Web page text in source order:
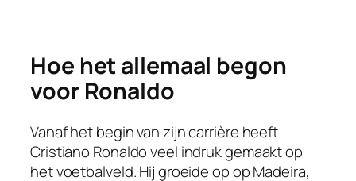
Hoe het allemaal begon
voor Ronaldo
Vanaf het begin van zijn carrière heeft
Cristiano Ronaldo veel indruk gemaakt op
het voetbalveld. Hij groeide op op Madeira,